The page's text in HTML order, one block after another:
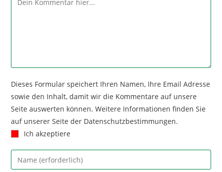
Dieses Formular speichert Ihren Namen, Ihre Email Adresse
sowie den Inhalt, damit wir die Kommentare auf unsere
Seite auswerten können. Weitere Informationen finden Sie
auf unserer Seite der Datenschutzbestimmungen.
Ich akzeptiere